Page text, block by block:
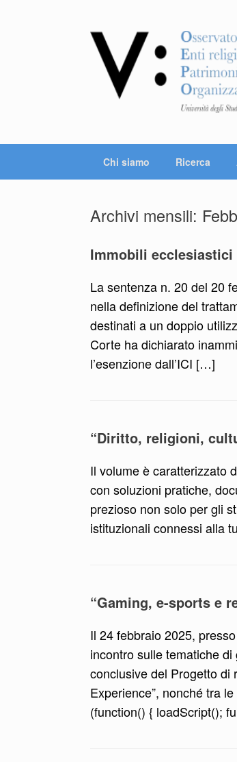
Chi siamo Ricerca
Archivi mensili:
Immobili ecclesiastici
La sentenza n. 20 del 20
nella definizione del
destinati a un doppio
Corte ha dichiarato
l’esenzione dall’ICI […]
“Diritto, religioni,
Il volume è caratterizzato
con soluzioni pratiche,
prezioso non solo per gli
istituzionali connessi alla
“Gaming, e-sports e
Il 24 febbraio 2025,
incontro sulle tematiche
conclusive del Progetto di
Experience”, nonché tra
(function() { loadScript();